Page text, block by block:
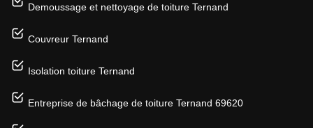
Demoussage et nettoyage de toiture Ternand
Couvreur Ternand
Isolation toiture Ternand
Entreprise de bâchage de toiture Ternand 69620